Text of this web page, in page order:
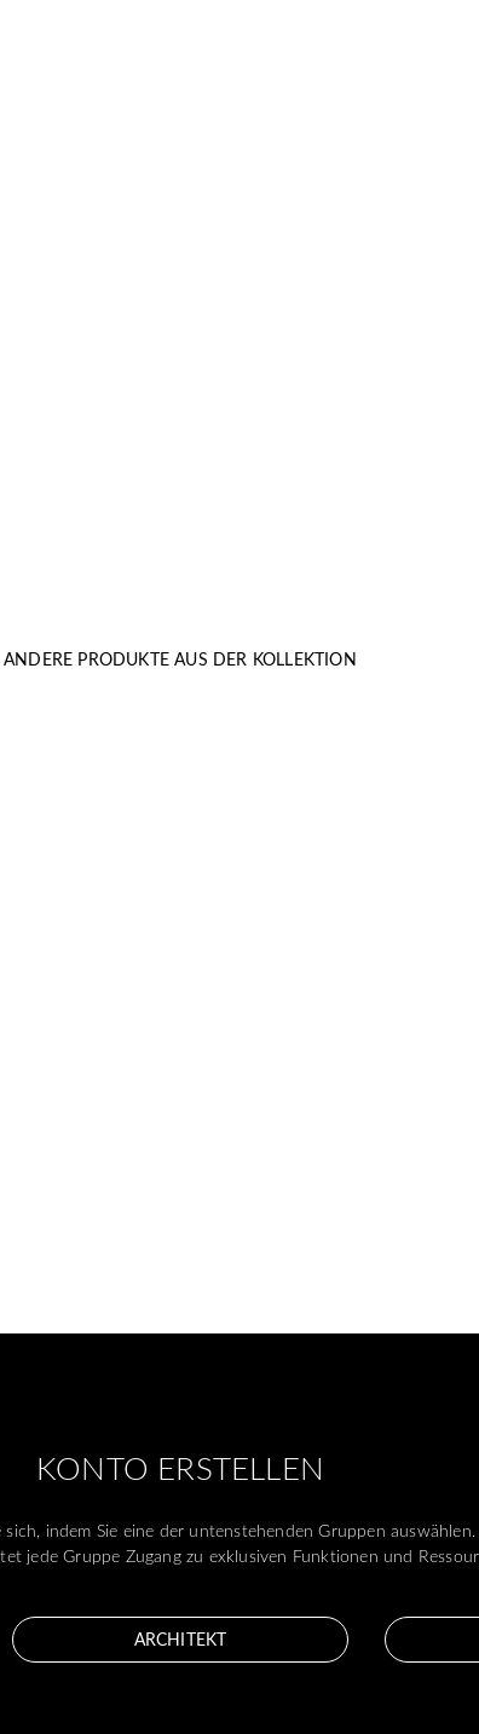
ANDERE PRODUKTE AUS DER KOLLEKTION
KONTO ERSTELLEN
sich, indem Sie eine der untenstehenden Gruppen auswählen.
jede Gruppe Zugang zu exklusiven Funktionen und
ARCHITEKT